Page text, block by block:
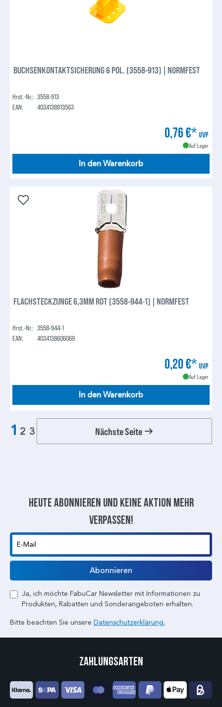
BUCHSENKONTAKTSICHERUNG 6 POL. (3558-913) | NORMFEST
Hrst.-Nr.: 3558-913
EAN:
4034138913563
0,76 €* UVP
Auf Lager
In den Warenkorb
FLACHSTECKZUNGE 6,3MM ROT (3558-944-1) | NORMFEST
Hrst.-Nr.: 3558-944-1
EAN:
4034138606069
0,20 €* UVP
Auf Lager
In den Warenkorb
1 2 3 Nächste Seite
Heute abonnieren und keine aktion mehr
verpassen!
E-Mail
Abonnieren
Ja, ich möchte FabuCar Newsletter mit Informationen zu
Produkten, Rabatten und Sonderangeboten erhalten.
Bitte beachten Sie unsere Datenschutzerklärung.
Zahlungsarten